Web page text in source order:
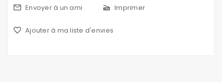
mail_outline Envoyer à un ami scanner Imprimer
favorite_border Ajouter à ma liste d'envies